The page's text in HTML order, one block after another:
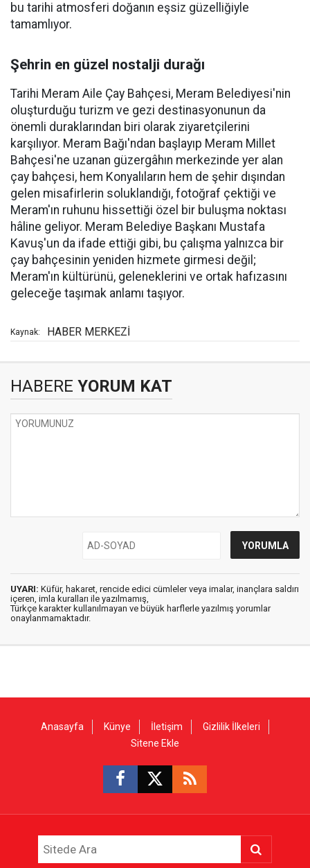
bu tarihi atmosferi doğanın eşsiz güzelliğiyle
tamamlıyor.
Şehrin en güzel nostalji durağı
Tarihi Meram Aile Çay Bahçesi, Meram Belediyesi'nin
oluşturduğu turizm ve gezi destinasyonunun da
önemli duraklarından biri olarak ziyaretçilerini
karşılıyor. Meram Bağı'ndan başlayıp Meram Millet
Bahçesi'ne uzanan güzergâhın merkezinde yer alan
çay bahçesi, hem Konyalıların hem de şehir dışından
gelen misafirlerin soluklandığı, fotoğraf çektiği ve
Meram'ın ruhunu hissettiği özel bir buluşma noktası
hâline geliyor. Meram Belediye Başkanı Mustafa
Kavuş'un da ifade ettiği gibi, bu çalışma yalnızca bir
çay bahçesinin yeniden hizmete girmesi değil;
Meram'ın kültürünü, geleneklerini ve ortak hafızasını
geleceğe taşımak anlamı taşıyor.
Kaynak: HABER MERKEZİ
HABERE YORUM KAT
UYARI: Küfür, hakaret, rencide edici cümleler veya imalar, inançlara saldırı
içeren, imla kuralları ile yazılmamış,
Türkçe karakter kullanılmayan ve büyük harflerle yazılmış yorumlar
onaylanmamaktadır.
Anasayfa Künye İletişim
Gizlilik İlkeleri
Sitene Ekle